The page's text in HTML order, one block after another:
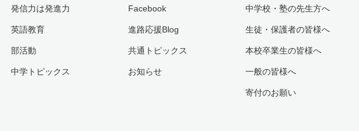
発信力は発進力
英語教育
部活動
中学トピックス
Facebook
進路応援Blog
共通トピックス
お知らせ
中学校・塾の先生方へ
生徒・保護者の皆様へ
本校卒業生の皆様へ
一般の皆様へ
寄付のお願い